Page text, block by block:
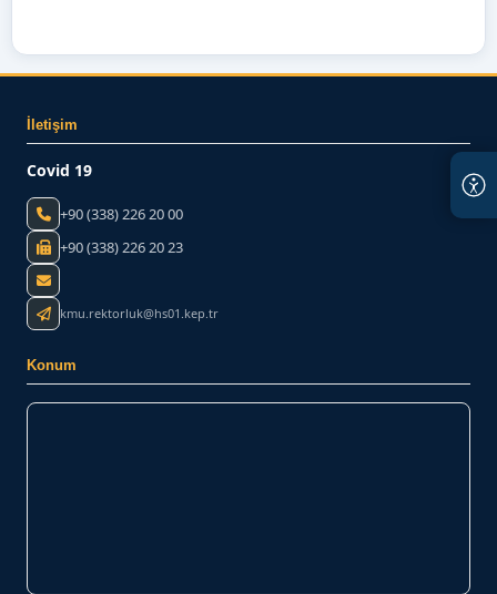
İletişim
Covid 19
+90 (338) 226 20 00
+90 (338) 226 20 23
kmu.rektorluk@hs01.kep.tr
Konum